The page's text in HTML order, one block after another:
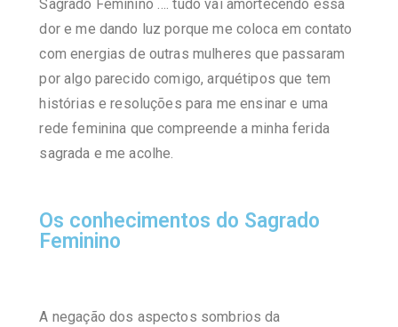
Sagrado Feminino …. tudo vai amortecendo essa
dor e me dando luz porque me coloca em contato
com energias de outras mulheres que passaram
por algo parecido comigo, arquétipos que tem
histórias e resoluções para me ensinar e uma
rede feminina que compreende a minha ferida
sagrada e me acolhe.
Os conhecimentos do Sagrado
Feminino
A negação dos aspectos sombrios da